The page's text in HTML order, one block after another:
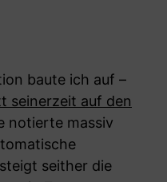
baute ich auf –
seinerzeit auf den
notierte massiv
seither die